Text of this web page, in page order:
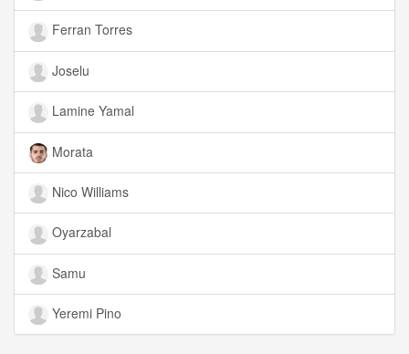
Ferran Torres
Joselu
Lamine Yamal
Morata
Nico Williams
Oyarzabal
Samu
Yeremi Pino